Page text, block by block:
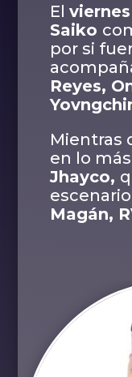
Elviernes
Saiko
por si
Reyes,
Mientras
en lo
Jhayco,
Magán,